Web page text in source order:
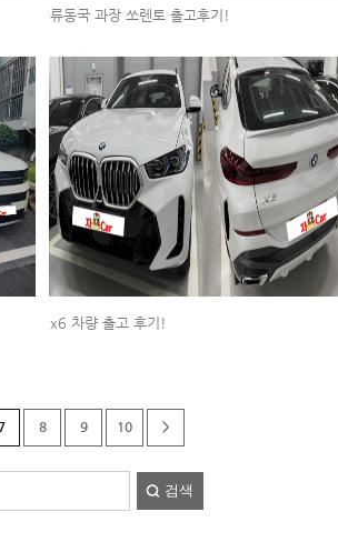
류동국 과장 쏘렌토 출고후기!
x6 차량 출고 후기!
8 9 10 >
검색